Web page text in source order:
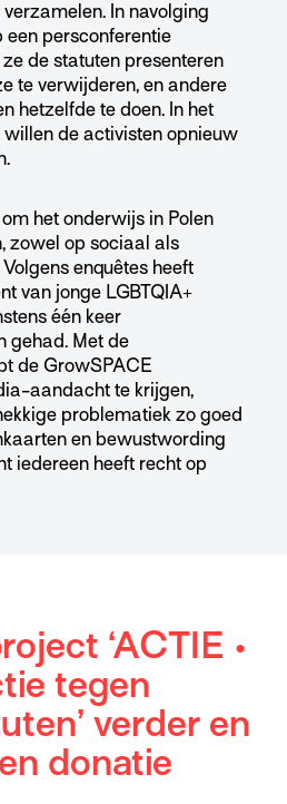
In navolging
persconferentie
de statuten presenteren
te verwijderen, en andere
hetzelfde te doen. In het
de activisten opnieuw
het onderwijs in Polen
zowel op sociaal als
enquêtes heeft
van jonge LGBTQIA+
één keer
gehad. Met de
de GrowSPACE
aandacht te krijgen,
problematiek zo goed
en bewustwording
iedereen heeft recht op
‘ACTIE •
tegen
verder en
donatie